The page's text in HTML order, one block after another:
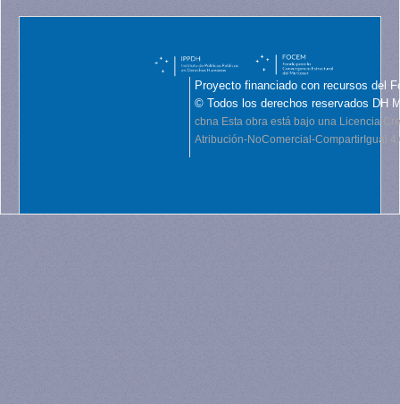
Proyecto financiado con recursos del
© Todos los derechos reservados DH
cbna Esta obra está bajo una Licencia
Atribución-NoComercial-CompartirIgual